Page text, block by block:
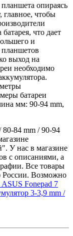
опираясь
чтобы
что дает
и
планшетов
выход на
необходимо
батареи
мм: 90-94 mm,
84 mm / 90-94
У нас в магазине
с описаниями, а
Все товары
России. Возможно
Fonepad 7
3-3,9 mm /